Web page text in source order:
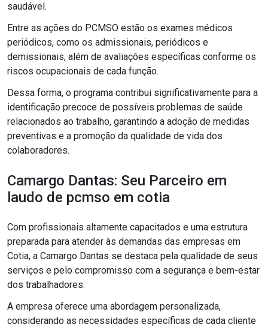
saudável.
Entre as ações do PCMSO estão os exames médicos
periódicos, como os admissionais, periódicos e
demissionais, além de avaliações específicas conforme os
riscos ocupacionais de cada função.
Dessa forma, o programa contribui significativamente para a
identificação precoce de possíveis problemas de saúde
relacionados ao trabalho, garantindo a adoção de medidas
preventivas e a promoção da qualidade de vida dos
colaboradores.
Camargo Dantas: Seu Parceiro em
laudo de pcmso em cotia
Com profissionais altamente capacitados e uma estrutura
preparada para atender às demandas das empresas em
Cotia, a Camargo Dantas se destaca pela qualidade de seus
serviços e pelo compromisso com a segurança e bem-estar
dos trabalhadores.
A empresa oferece uma abordagem personalizada,
considerando as necessidades específicas de cada cliente